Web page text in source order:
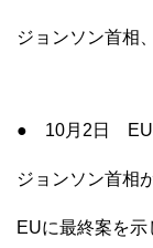
ジョンソン首相
● 10月2日 EU
ジョンソン首相
EUに最終案を示